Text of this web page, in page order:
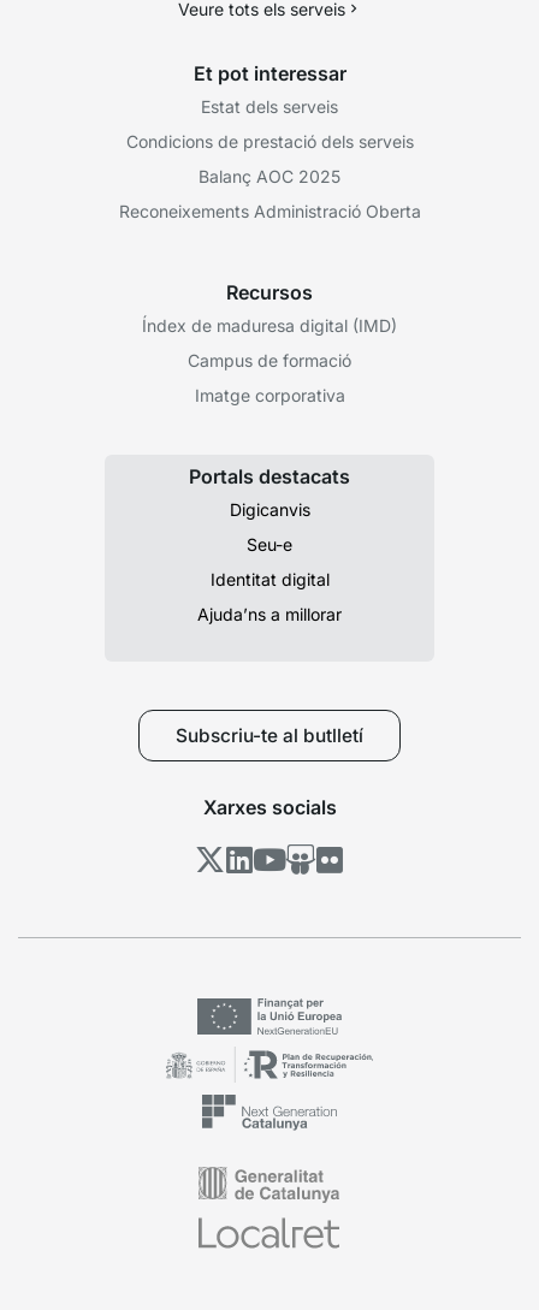
Veure tots els serveis
Et pot interessar
Estat dels serveis
Condicions de prestació dels serveis
Balanç AOC 2025
Reconeixements Administració Oberta
Recursos
Índex de maduresa digital (IMD)
Campus de formació
Imatge corporativa
Portals destacats
Digicanvis
Seu-e
Identitat digital
Ajuda’ns a millorar
Subscriu-te al butlletí
Xarxes socials